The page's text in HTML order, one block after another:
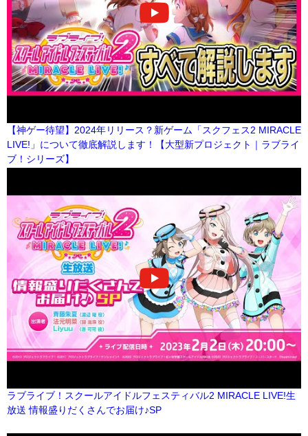
【神ゲー待望】2024年リリース？新ゲーム「スクフェス2 MIRACLE
LIVE!」について徹底解説します！【大型新プロジェクト｜ラブライ
ブ！シリーズ】
ラブライブ！スクールアイドルフェスティバル2 MIRACLE LIVE!生
放送 情報盛りだくさんでお届け♪SP